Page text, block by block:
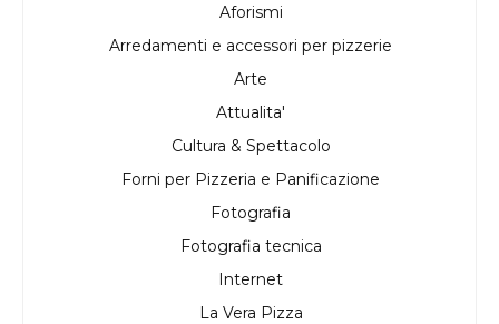
Aforismi
Arredamenti e accessori per pizzerie
Arte
Attualita'
Cultura & Spettacolo
Forni per Pizzeria e Panificazione
Fotografia
Fotografia tecnica
Internet
La Vera Pizza